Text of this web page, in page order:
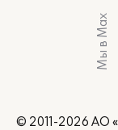
Мы в Max
© 2011-2026 АО